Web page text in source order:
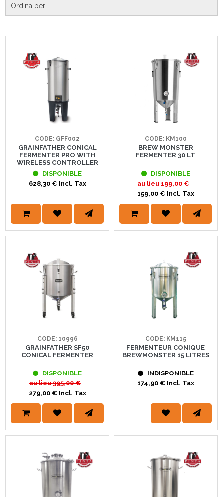
CODE: GFF002
GRAINFATHER CONICAL
FERMENTER PRO WITH
WIRELESS CONTROLLER
DISPONIBLE
628,30 € Incl. Tax
CODE: KM100
BREW MONSTER
FERMENTER 30 LT
DISPONIBLE
au lieu199,00 €
159,00 € Incl. Tax
CODE: 10996
GRAINFATHER SF50
CONICAL FERMENTER
DISPONIBLE
au lieu395,00 €
279,00 € Incl. Tax
CODE: KM115
FERMENTEUR CONIQUE
BREWMONSTER 15 LITRES
INDISPONIBLE
174,90 € Incl. Tax